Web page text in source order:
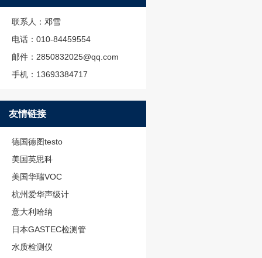
联系人：邓雪
电话：010-84459554
邮件：2850832025@qq.com
手机：13693384717
友情链接
德国德图testo
美国英思科
美国华瑞VOC
杭州爱华声级计
意大利哈纳
日本GASTEC检测管
水质检测仪